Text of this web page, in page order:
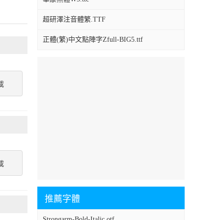
超研澤注音體繁.TTF
正體(繁)中文點陣字Zfull-BIG5.ttf
推薦字體